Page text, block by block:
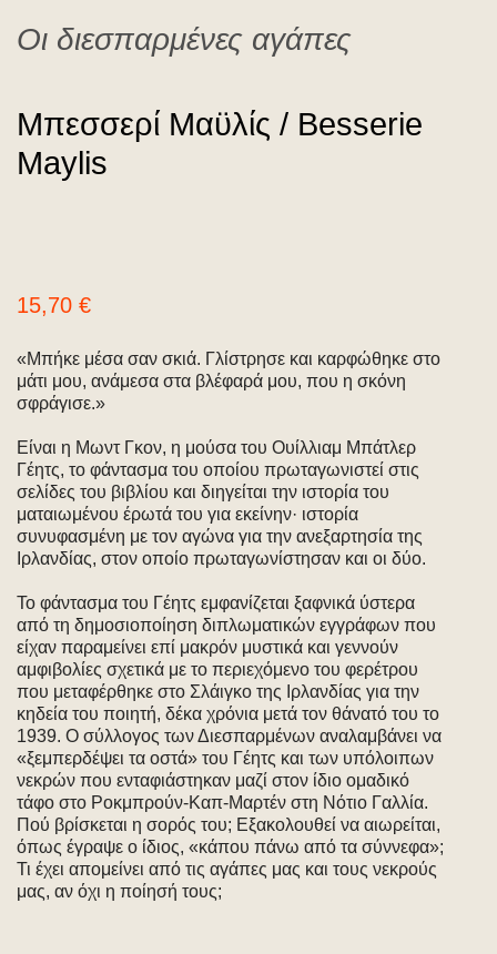
Οι διεσπαρμένες αγάπες
Μπεσσερί Μαϋλίς / Besserie
Maylis
15,70 €
«Μπήκε μέσα σαν σκιά. Γλίστρησε και καρφώθηκε στο
μάτι μου, ανάμεσα στα βλέφαρά μου, που η σκόνη
σφράγισε.»
Είναι η Μωντ Γκον, η μούσα του Ουίλλιαμ Μπάτλερ
Γέητς, το φάντασμα του οποίου πρωταγωνιστεί στις
σελίδες του βιβλίου και διηγείται την ιστορία του
ματαιωμένου έρωτά του για εκείνην· ιστορία
συνυφασμένη με τον αγώνα για την ανεξαρτησία της
Ιρλανδίας, στον οποίο πρωταγωνίστησαν και οι δύο.
Το φάντασμα του Γέητς εμφανίζεται ξαφνικά ύστερα
από τη δημοσιοποίηση διπλωματικών εγγράφων που
είχαν παραμείνει επί μακρόν μυστικά και γεννούν
αμφιβολίες σχετικά με το περιεχόμενο του φερέτρου
που μεταφέρθηκε στο Σλάιγκο της Ιρλανδίας για την
κηδεία του ποιητή, δέκα χρόνια μετά τον θάνατό του το
1939. Ο σύλλογος των Διεσπαρμένων αναλαμβάνει να
«ξεμπερδέψει τα οστά» του Γέητς και των υπόλοιπων
νεκρών που ενταφιάστηκαν μαζί στον ίδιο ομαδικό
τάφο στο Ροκμπρούν-Καπ-Μαρτέν στη Νότιο Γαλλία.
Πού βρίσκεται η σορός του; Εξακολουθεί να αιωρείται,
όπως έγραψε ο ίδιος, «κάπου πάνω από τα σύννεφα»;
Τι έχει απομείνει από τις αγάπες μας και τους νεκρούς
μας, αν όχι η ποίησή τους;